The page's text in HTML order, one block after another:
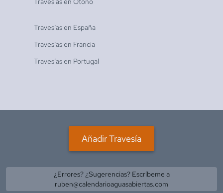
Travesías en España
Travesías en Francia
Travesías en Portugal
Añadir Travesía
¿Errores? ¿Sugerencias? Escríbeme a
ruben@calendarioaguasabiertas.com